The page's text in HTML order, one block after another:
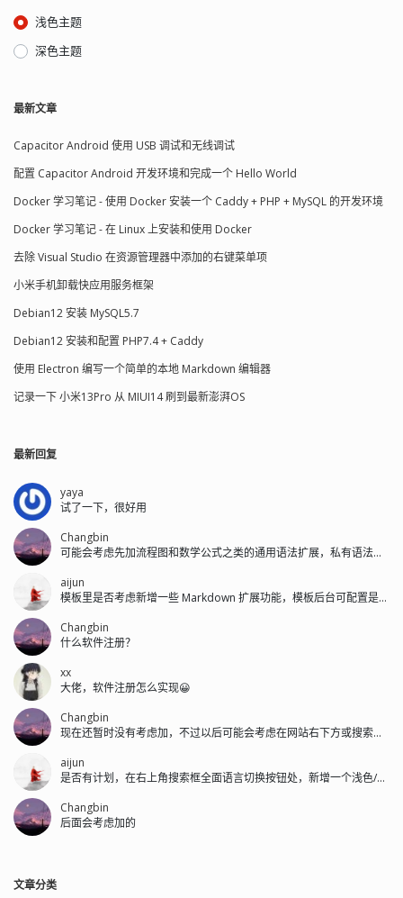
浅色主题
深色主题
最新文章
Capacitor Android 使用 USB 调试和无线调试
配置 Capacitor Android 开发环境和完成一个 Hello World
Docker 学习笔记 - 使用 Docker 安装一个 Caddy + PHP + MySQL 的开发环境
Docker 学习笔记 - 在 Linux 上安装和使用 Docker
去除 Visual Studio 在资源管理器中添加的右键菜单项
小米手机卸载快应用服务框架
Debian12 安装 MySQL5.7
Debian12 安装和配置 PHP7.4 + Caddy
使用 Electron 编写一个简单的本地 Markdown 编辑器
记录一下 小米13Pro 从 MIUI14 刷到最新澎湃OS
最新回复
yaya
试了一下，很好用
Changbin
可能会考虑先加流程图和数学公式之类的通用语法扩展，私有语法后面再加。
aijun
模板里是否考虑新增一些 Markdown 扩展功能，模板后台可配置是否开启...
Changbin
什么软件注册？
xx
大佬，软件注册怎么实现😀
Changbin
现在还暂时没有考虑加，不过以后可能会考虑在网站右下方或搜索框左侧加。
aijun
是否有计划，在右上角搜索框全面语言切换按钮处，新增一个浅色/深色的切换按钮。
Changbin
后面会考虑加的
文章分类